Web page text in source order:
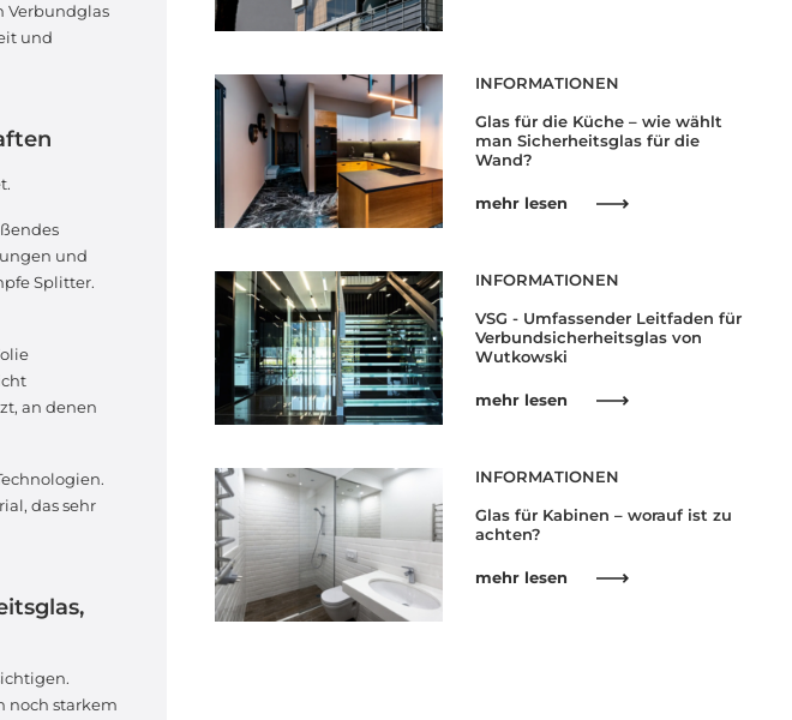
Verbundglas
und
und
Splitter.
an denen
das sehr
noch starkem
INFORMATIONEN
Glas für die Küche – wie wählt
man Sicherheitsglas für die
Wand?
mehr lesen
INFORMATIONEN
VSG - Umfassender Leitfaden für
Verbundsicherheitsglas von
Wutkowski
mehr lesen
INFORMATIONEN
Glas für Kabinen – worauf ist zu
achten?
mehr lesen